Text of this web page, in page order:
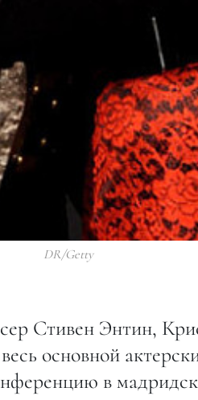
DR/Getty
Стивен Энтин,
основной
в